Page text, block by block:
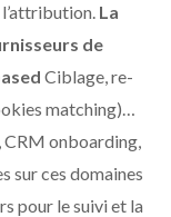
La
de
Ciblage, re-
matching)…
CRM onboarding,
sur ces domaines
pour le suivi et la